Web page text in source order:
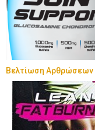
Βελτίωση Αρθρώσεων